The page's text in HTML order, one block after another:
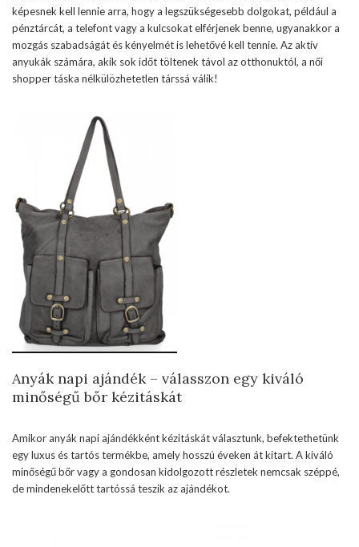
képesnek kell lennie arra, hogy a legszükségesebb dolgokat, például a
pénztárcát, a telefont vagy a kulcsokat elférjenek benne, ugyanakkor a
mozgás szabadságát és kényelmét is lehetővé kell tennie. Az aktív
anyukák számára, akik sok időt töltenek távol az otthonuktól, a női
shopper táska nélkülözhetetlen társsá válik!
Anyák napi ajándék – válasszon egy kiváló
minőségű bőr kézitáskát
Amikor anyák napi ajándékként kézitáskát választunk, befektethetünk
egy luxus és tartós termékbe, amely hosszú éveken át kitart. A kiváló
minőségű bőr vagy a gondosan kidolgozott részletek nemcsak széppé,
de mindenekelőtt tartóssá teszik az ajándékot.